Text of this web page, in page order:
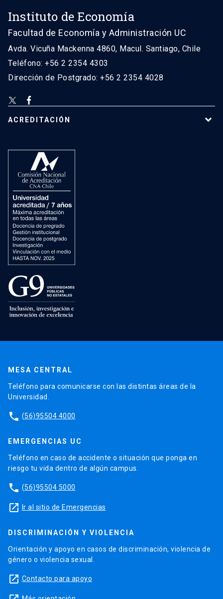
Instituto de Economía
Facultad de Economía y Administración UC
Avda. Vicuña Mackenna 4860, Macul. Santiago, Chile
Teléfono: +56 2 2354 4303
Dirección de Postgrado: +56 2 2354 4028
ACREDITACIÓN
MESA CENTRAL
Teléfono para comunicarse con las distintas áreas de la
Universidad.
phone (56)95504 4000
EMERGENCIAS UC
Teléfono en caso de accidente o situación que ponga en
riesgo tu vida dentro de algún campus.
phone (56)95504 5000
launch Ir al sitio de Emergencias
DISCRIMINACIÓN Y VIOLENCIA
Orientación y apoyo en casos de discriminación, violencia de
género o violencia sexual.
launch Contacto para apoyo